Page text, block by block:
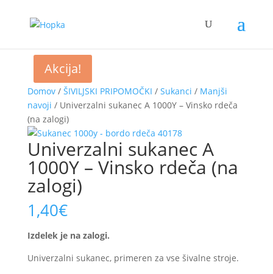
Domov/ ŠIVILJSKI PRIPOMOČKI / Sukanci / Manjši
navoji / Univerzalni sukanec A 1000Y – Vinsko rdeča
(na zalogi)
Univerzalni sukanec A
1000Y – Vinsko rdeča (na
zalogi)
1,40€
Izdelek je na zalogi.
Univerzalni sukanec, primeren za vse šivalne stroje.
Akcija!